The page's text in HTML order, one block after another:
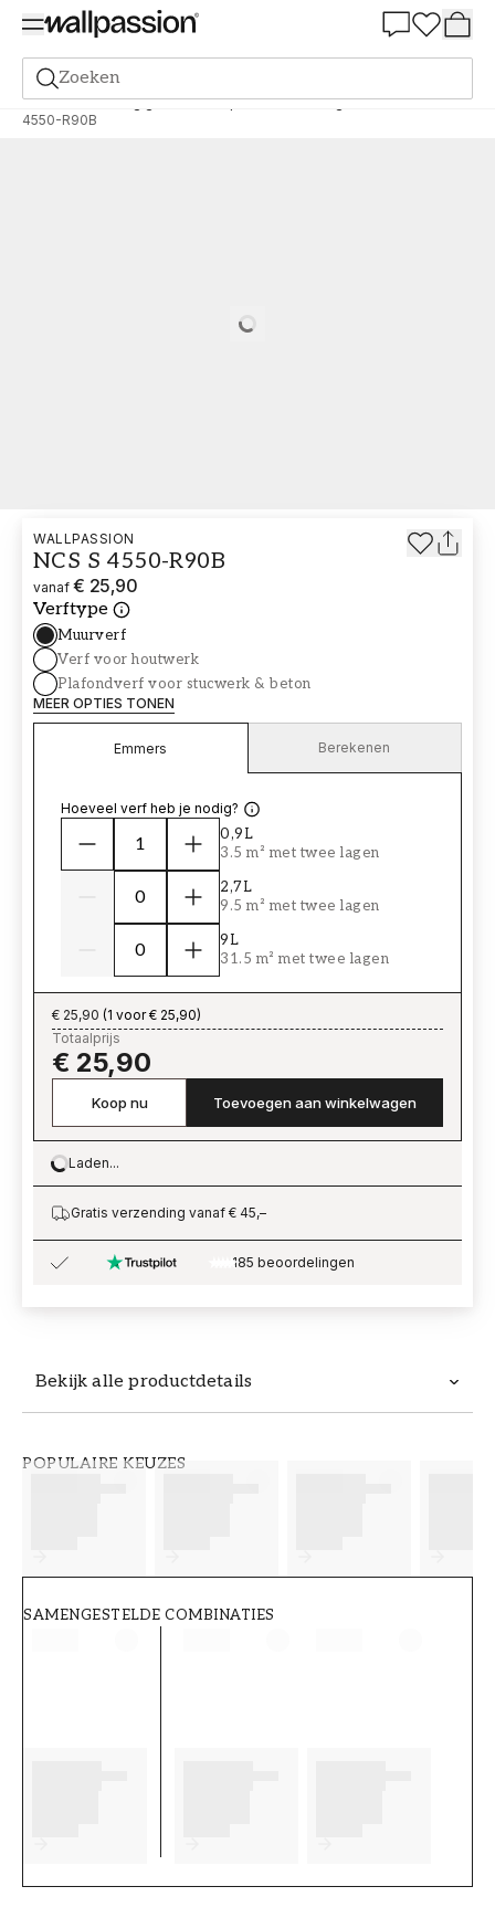
Zoeken
Verf Bestelling gebaseerd op NCS Bestelling door NCS
4550-R90B
Loading…
Bekijk alle productdetails
POPULAIRE KEUZES
SAMENGESTELDE COMBINATIES
WALLPASSION
NCS S 4550-R90B
vanaf € 25,90
Verftype
Muurverf
Verf voor houtwerk
Plafondverf voor stucwerk & beton
MEER OPTIES TONEN
Emmers Berekenen
Hoeveel verf heb je nodig?
0,9L
3.5 m² met twee lagen
2,7L
9.5 m² met twee lagen
9L
31.5 m² met twee lagen
€ 25,90 (1 voor € 25,90)
Totaalprijs
€ 25,90
Koop nu Toevoegen aan winkelwagen
Loading…
Laden...
Gratis verzending vanaf € 45,–
185 beoordelingen